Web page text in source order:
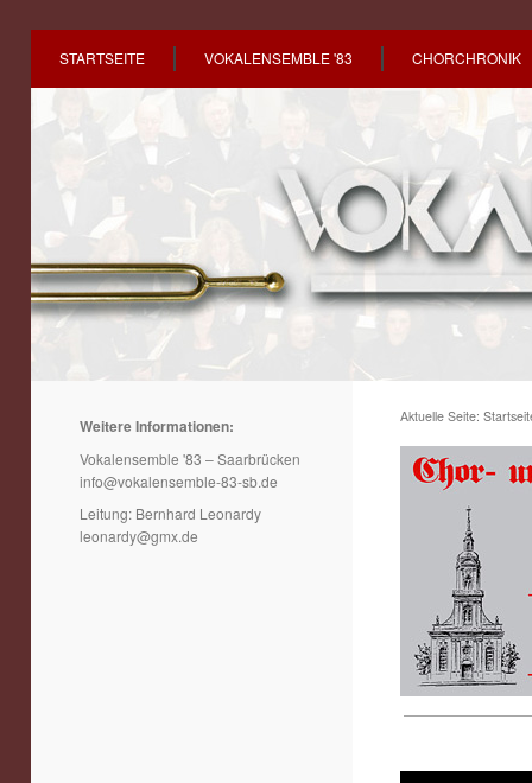
STARTSEITE VOKALENSEMBLE '83 CHORCHRONIK
Weitere Informationen:
Vokalensemble '83 – Saarbrücken
info@vokalensemble-83-sb.de
Leitung: Bernhard Leonardy
leonardy@gmx.de
Aktuelle Seite: